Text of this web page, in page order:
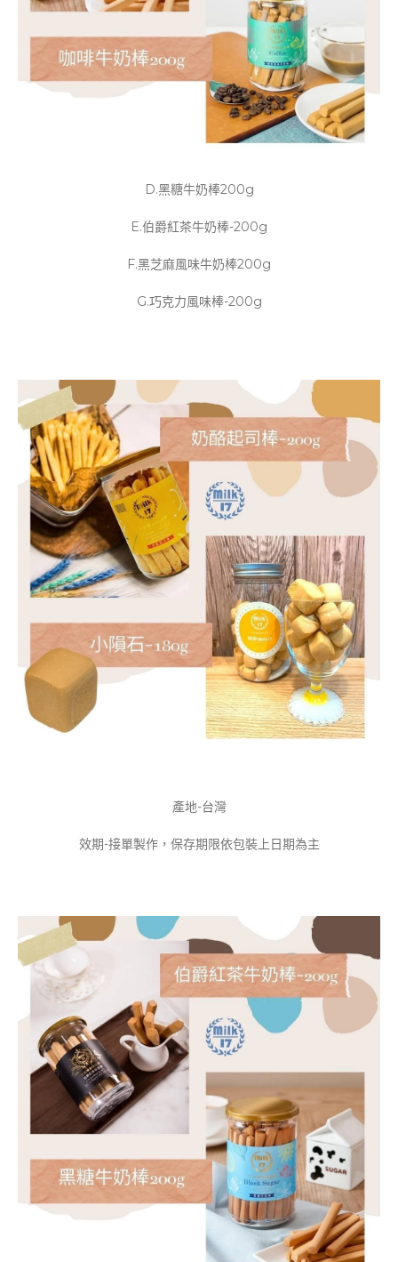
D.黑糖牛奶棒200g
E.伯爵紅茶牛奶棒-200g
F.黑芝麻風味牛奶棒200g
G.巧克力風味棒-200g
產地-台灣
效期-接單製作，保存期限依包裝上日期為主